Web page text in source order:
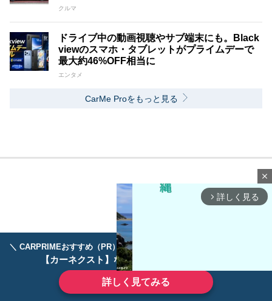
＼ CARPRIMEおすすめ（PR） ／ディーラーで手放すのはもったいない！
【カーネクスト】ならどんなクルマも高価買取
詳しく見てみる
クルマ
ドライブ中の動画視聴やサブ端末にも。Black
viewのスマホ・タブレットがプライムデーで
最大約46%OFF相当に
エンタメ
CarMe Proをもっと見る
close
arrow_forward_ios 詳しく見る